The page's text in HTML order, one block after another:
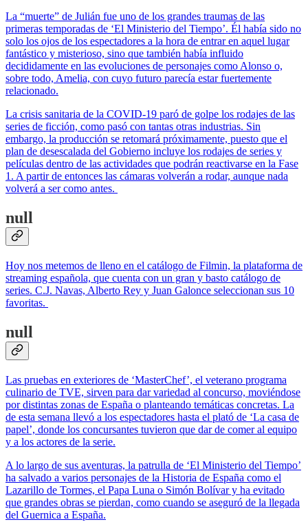
La “muerte” de Julián fue uno de los grandes traumas de las
primeras temporadas de ‘El Ministerio del Tiempo’. Él había sido no
solo los ojos de los espectadores a la hora de entrar en aquel lugar
fantástico y misterioso, sino que también había influido
decididamente en las evoluciones de personajes como Alonso o,
sobre todo, Amelia, con cuyo futuro parecía estar fuertemente
relacionado.
La crisis sanitaria de la COVID-19 paró de golpe los rodajes de las
series de ficción, como pasó con tantas otras industrias. Sin
embargo, la producción se retomará próximamente, puesto que el
plan de desescalada del Gobierno incluye los rodajes de series y
películas dentro de las actividades que podrán reactivarse en la Fase
1. A partir de entonces las cámaras volverán a rodar, aunque nada
volverá a ser como antes.
null
Hoy nos metemos de lleno en el catálogo de Filmin, la plataforma de
streaming española, que cuenta con un gran y basto catálogo de
series. C.J. Navas, Alberto Rey y Juan Galonce seleccionan sus 10
favoritas.
null
Las pruebas en exteriores de ‘MasterChef’, el veterano programa
culinario de TVE, sirven para dar variedad al concurso, moviéndose
por distintas zonas de España o planteando temáticas concretas. La
de esta semana llevó a los espectadores hasta el plató de ‘La casa de
papel’, donde los concursantes tuvieron que dar de comer al equipo
y a los actores de la serie.
A lo largo de sus aventuras, la patrulla de ‘El Ministerio del Tiempo’
ha salvado a varios personajes de la Historia de España como el
Lazarillo de Tormes, el Papa Luna o Simón Bolívar y ha evitado
que grandes obras se pierdan, como cuando se aseguró de la llegada
del Guernica a España.